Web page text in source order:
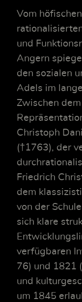
Vom
und
Angern
den sozialen
Adels im
Zwischen
Christoph
(†1763), der
Friedrich
dem
von der
sich klare
verfügbaren
76) und 1821
und
um 1845